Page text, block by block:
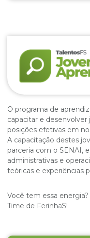
O programa de
capacitar e
posições efetivas em
A capacitação destes
parceria com o SENAI,
administrativas e
teóricas e experiências
Você tem essa
Time de FerinhaS!